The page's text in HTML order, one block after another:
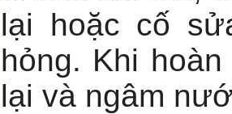
lại hoặc cố
hỏng. Khi
lại và ngâm